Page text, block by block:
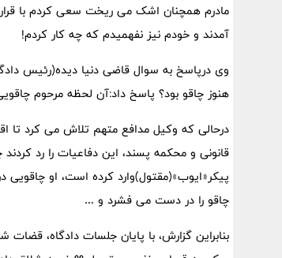
مادرم همچنان اشک می ریخت سعی کردم با
آمدند و خودم نیز نفهمیدم که چه کار کردم!
وی درپاسخ به سوال قاضی دنیا دیده(رئیس
هنوز چاقو بود؟ پاسخ داد:آن لحظه مرحوم
درحالی که وکیل مدافع متهم تلاش می کرد تا
قانونی و محکمه پسند، این دفاعیات را رد
پیکر«ایوب»(مقتول)وارد کرده است، او
چاقو را در دست می فشرد و …
بنابراین گزارش، با پایان جلسات دادگاه،